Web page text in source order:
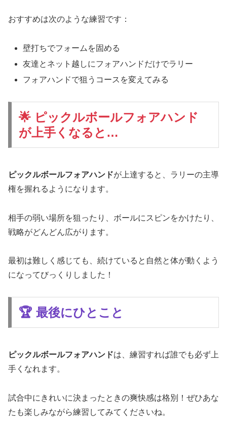
おすすめは次のような練習です：
壁打ちでフォームを固める
友達とネット越しにフォアハンドだけでラリー
フォアハンドで狙うコースを変えてみる
🌟 ピックルボールフォアハンド
が上手くなると…
ピックルボールフォアハンドが上達すると、ラリーの主導
権を握れるようになります。
相手の弱い場所を狙ったり、ボールにスピンをかけたり、
戦略がどんどん広がります。
最初は難しく感じても、続けていると自然と体が動くよう
になってびっくりしました！
🏆 最後にひとこと
ピックルボールフォアハンドは、練習すれば誰でも必ず上
手くなれます。
試合中にきれいに決まったときの爽快感は格別！ぜひあな
たも楽しみながら練習してみてくださいね。